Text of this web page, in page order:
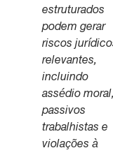
estruturados
podem gerar
riscos
relevantes,
incluindo
assédio moral,
passivos
trabalhistas e
violações à